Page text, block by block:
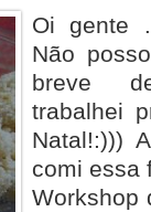
Oi gente
Não
breve
trabalhei
Natal!:)))
comi essa
Workshop